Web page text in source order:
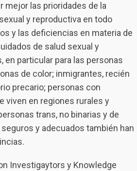
mejor las prioridades de la
y reproductiva en todo
y las deficiencias en materia de
de salud sexual y
en particular para las personas
de color; inmigrantes, recién
precario; personas con
viven en regiones rurales y
trans, no binarias y de
y adecuados también han
Investigaytors y Knowledge